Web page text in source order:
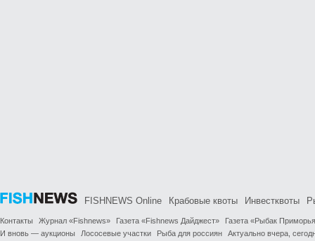
FISHNEWS Online Крабовые квоты Инвестквоты
Контакты Журнал «Fishnews» Газета «Fishnews Дайджест»
Газета «Рыбак
И вновь — аукционы
Лососевые участки Рыба для россиян Актуально вчера,